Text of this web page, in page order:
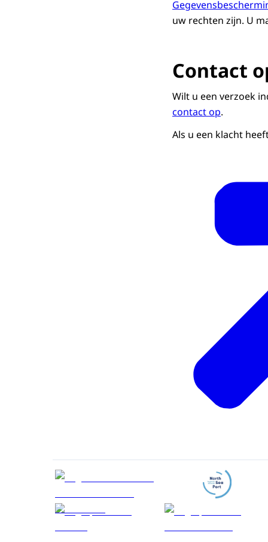
uw rechten zijn. U
Contact
Wilt u een verzoek
contact op.
Als u een klacht